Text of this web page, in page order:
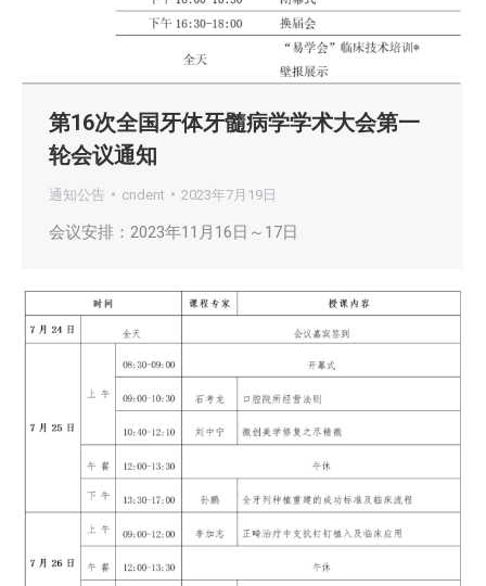
第16次全国牙体牙髓病学学术大会第一
轮会议通知
通知公告 cndent 2023年7月19日
会议安排：2023年11月16日～17日